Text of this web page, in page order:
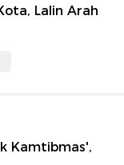
Lalin Arah
Kamtibmas',